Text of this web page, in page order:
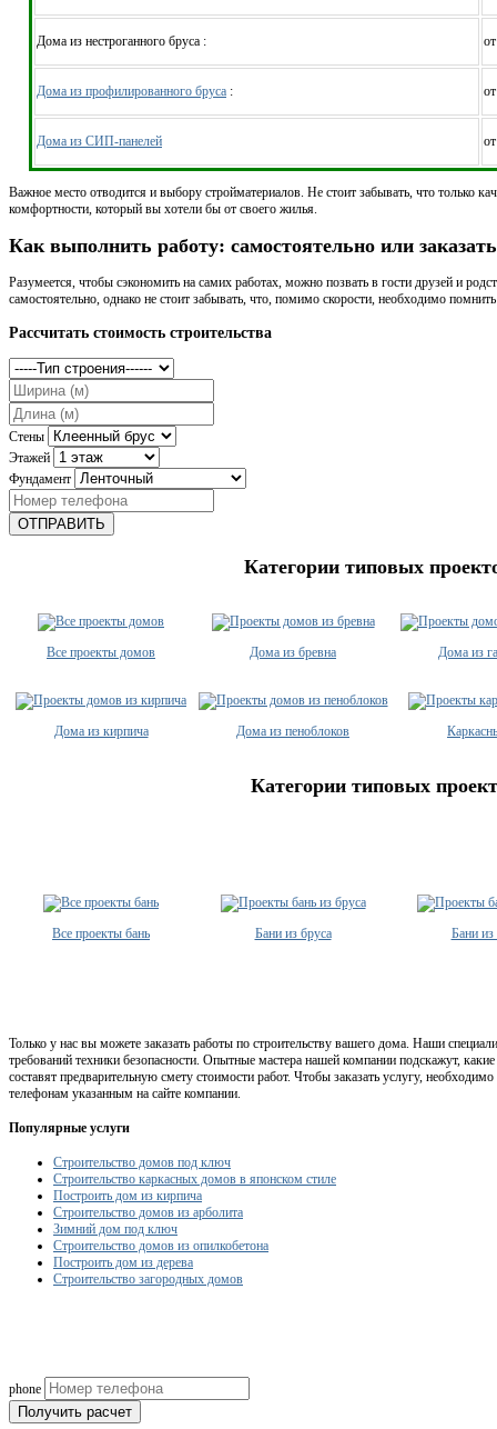
Дома из нестроганного бруса :
Дома из профилированного бруса :
Дома из СИП-панелей
Важное место отводится и выбору стройматериалов. Не стоит забывать, что только
комфортности, который вы хотели бы от своего жилья.
Как выполнить работу: самостоятельно или
Разумеется, чтобы сэкономить на самих работах, можно позвать в гости друзей и
самостоятельно, однако не стоит забывать, что, помимо скорости, необходимо
Рассчитать стоимость строительства
Стены
Этажей
Фундамент
ОТПРАВИТЬ
Категории типовых
Все проекты домов Дома из бревна Дома из
Дома из кирпича Дома из пеноблоков
Категории типовых
Все проекты бань Бани из бруса Бани из
Только у нас вы можете заказать работы по строительству вашего дома. Наши
требований техники безопасности. Опытные мастера нашей компании подскажут,
составят предварительную смету стоимости работ. Чтобы заказать услугу,
телефонам указанным на сайте компании.
Популярные услуги
Строительство домов под ключ
Строительство каркасных домов в японском стиле
Построить дом из кирпича
Строительство домов из арболита
Зимний дом под ключ
Строительство домов из опилкобетона
Построить дом из дерева
Строительство загородных домов
phone
Получить расчет